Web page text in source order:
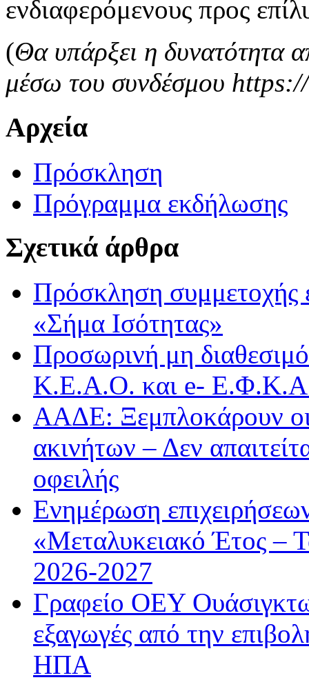
ενδιαφερόμενους προς
(Θα υπάρξει η δυνατότητα
μέσω του συνδέσμου
Αρχεία
Πρόσκληση
Πρόγραμμα εκδήλωσης
Σχετικά άρθρα
Πρόσκληση συμμετοχής
«Σήμα Ισότητας»
Προσωρινή μη
Κ.Ε.Α.Ο. και e- Ε.Φ.Κ.Α.
ΑΑΔΕ: Ξεμπλοκάρουν οι
ακινήτων – Δεν
οφειλής
Ενημέρωση
«Μεταλυκειακό Έτος –
2026-2027
Γραφείο ΟΕΥ
εξαγωγές από την
ΗΠΑ